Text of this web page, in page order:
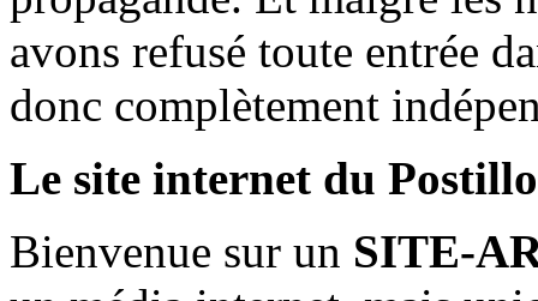
avons refusé toute entrée
donc complètement
Le site internet du
Bienvenue sur un SITE-